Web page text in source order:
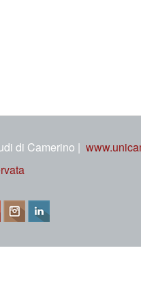
di Camerino |